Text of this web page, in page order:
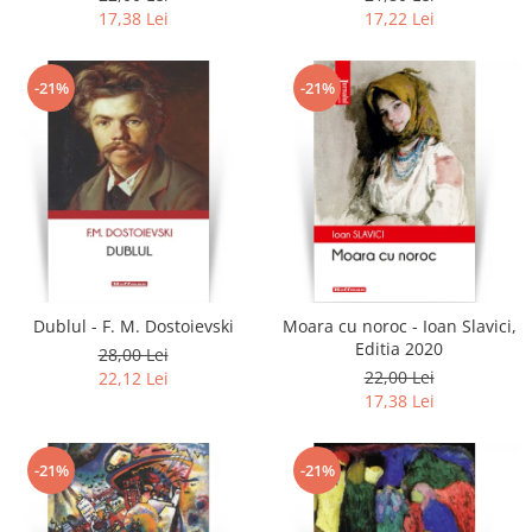
17,38 Lei
17,22 Lei
-21%
Dublul - F. M. Dostoievski
28,00 Lei
22,12 Lei
-21%
Moara cu noroc - Ioan Slavici,
Editia 2020
22,00 Lei
17,38 Lei
-21% -21%